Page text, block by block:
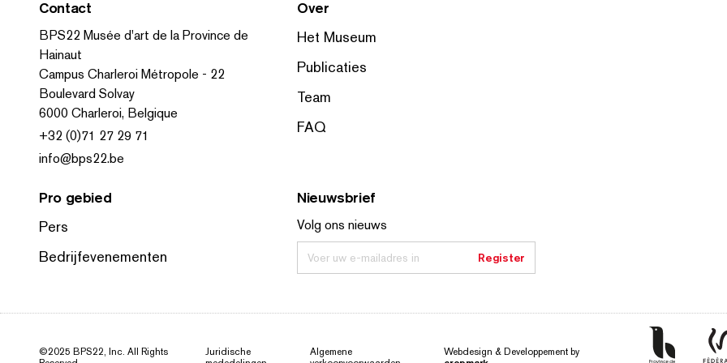
Contact
BPS22 Musée d'art de la Province de
Hainaut
Campus Charleroi Métropole - 22
Boulevard Solvay
6000 Charleroi, Belgique
+32 (0)71 27 29 71
info@bps22.be
Over
Het Museum
Publicaties
Team
FAQ
Pro gebied
Pers
Bedrijfevenementen
Nieuwsbrief
Volg ons nieuws
Voer uw e-mailadres in Register
©2025 BPS22, Inc. All Rights
Juridische
Algemene
Webdesign & Developpement by